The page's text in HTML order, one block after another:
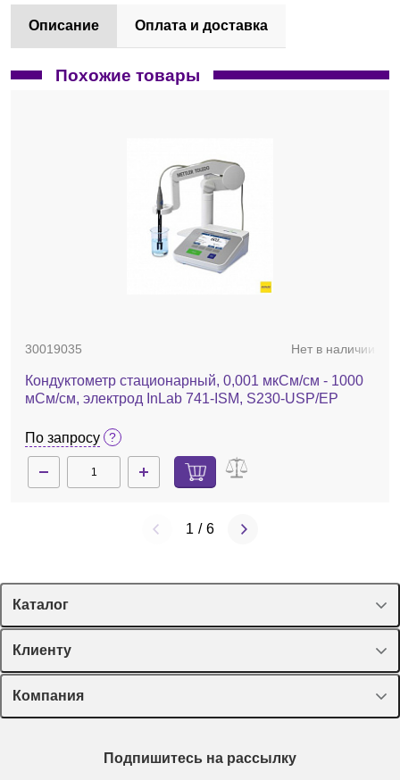
Описание Оплата и доставка
Похожие товары
30019035 Нет в наличии
Кондуктометр стационарный, 0,001 мкСм/см - 1000
мСм/см, электрод InLab 741-ISM, S230-USP/EP
По запросу
1 / 6
Каталог
Спецпредложения
Оборудование, приборы
Пластик, стекло, принадлежности
Химические реактивы, препараты, наборы
Клиенту
Лекторий Диаэм
Доставка и оплата
Мобильное приложение
Компания
Подпишитесь на рассылку